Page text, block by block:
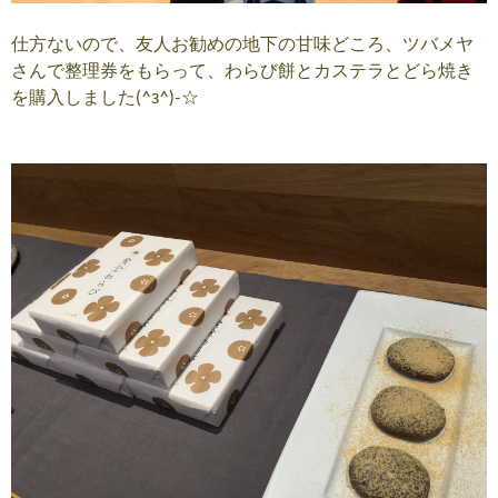
仕方ないので、友人お勧めの地下の甘味どころ、ツバメヤ
さんで整理券をもらって、わらび餅とカステラとどら焼き
を購入しました(^з^)-☆